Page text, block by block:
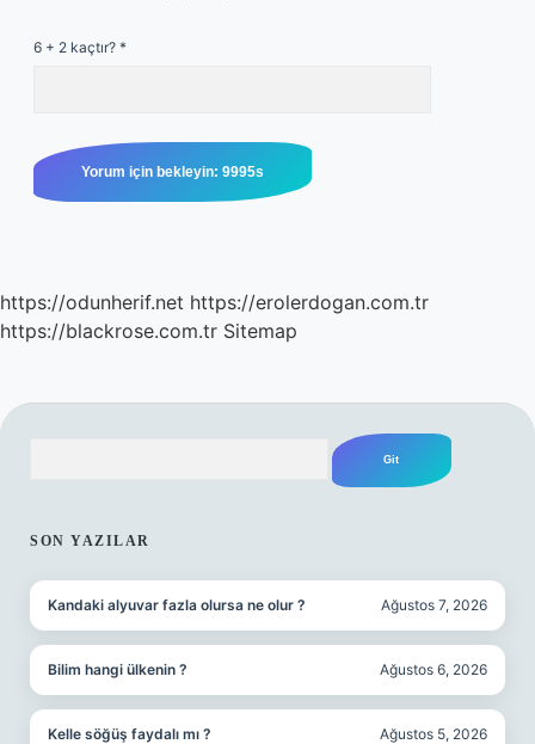
6 + 2 kaçtır? *
https://odunherif.net https://erolerdogan.com.tr
https://blackrose.com.tr Sitemap
SON YAZILAR
Kandaki alyuvar fazla olursa ne olur ? Ağustos 7, 2026
Bilim hangi ülkenin ? Ağustos 6, 2026
Kelle söğüş faydalı mı ? Ağustos 5, 2026